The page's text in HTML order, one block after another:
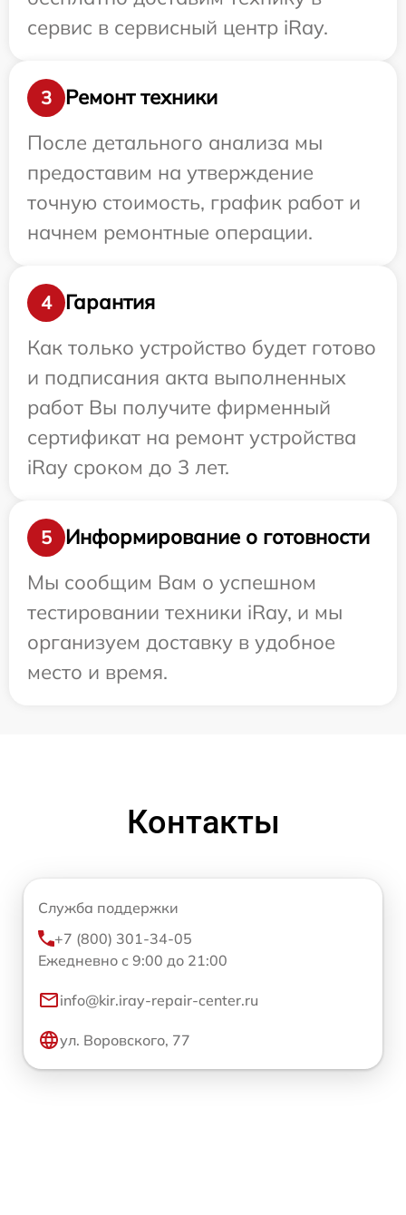
сервис в сервисный центр iRay.
3
Ремонт техники
После детального анализа мы
предоставим на утверждение
точную стоимость, график работ и
начнем ремонтные операции.
4
Гарантия
Как только устройство будет готово
и подписания акта выполненных
работ Вы получите фирменный
сертификат на ремонт устройства
iRay сроком до 3 лет.
5
Информирование о готовности
Мы сообщим Вам о успешном
тестировании техники iRay, и мы
организуем доставку в удобное
место и время.
Контакты
Служба поддержки
+7 (800) 301-34-05
Ежедневно с 9:00 до 21:00
info@kir.iray-repair-center.ru
ул. Воровского, 77